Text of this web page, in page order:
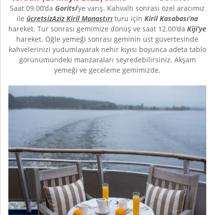
Saat 09.00’da Goritsi’ye varış. Kahvaltı sonrası özel aracımız
ile ücretsizAziz Kiril Manastırı turu için Kiril Kasabası’na
hareket. Tur sonrası gemimize dönüş ve saat 12.00’da Kiji’ye
hareket. Öğle yemeği sonrası geminin üst güvertesinde
kahvelerinizi yudumlayarak nehir kıyısı boyunca adeta tablo
görünümündeki manzaraları seyredebilirsiniz. Akşam
yemeği ve geceleme gemimizde.